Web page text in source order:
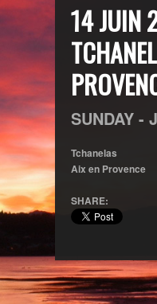
14 JUIN
SUNDAY -
Tchanelas
Aix en Provence
SHARE: